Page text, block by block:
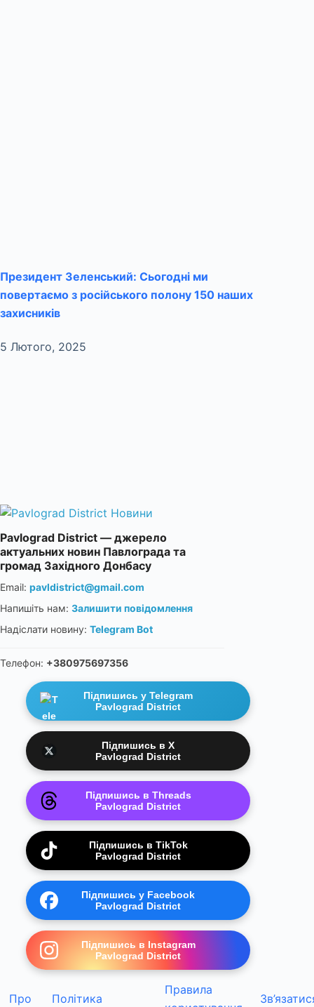
Президент Зеленський: Сьогодні ми
повертаємо з російського полону 150 наших
захисників
5 Лютого, 2025
Pavlograd District — джерело
актуальних новин Павлограда та
громад Західного Донбасу
Email: pavldistrict@gmail.com
Напишіть нам: Залишити повідомлення
Надіслати новину: Telegram Bot
Телефон: +380975697356
Підпишись у Telegram
Pavlograd District
Підпишись в X
Pavlograd District
Підпишись в Threads
Pavlograd District
Підпишись в TikTok
Pavlograd District
Підпишись у Facebook
Pavlograd District
Підпишись в Instagram
Pavlograd District
Про Політика
Правила